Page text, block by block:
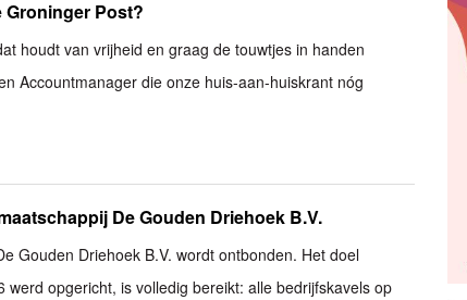
Groninger Post?
houdt van vrijheid en graag de touwtjes in handen
Accountmanager die onze huis-aan-huiskrant nóg
De Gouden Driehoek B.V.
Gouden Driehoek B.V. wordt ontbonden. Het doel
werd opgericht, is volledig bereikt: alle bedrijfskavels op